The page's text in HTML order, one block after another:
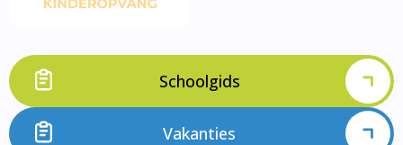
Schoolgids
Vakanties